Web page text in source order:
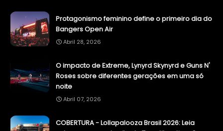
Protagonismo feminino define o primeiro dia do
Bangers Open Air
Abril 28, 2026
O impacto de Extreme, Lynyrd Skynyrd e Guns N'
Roses sobre diferentes gerações em uma só
noite
Abril 07, 2026
COBERTURA - Lollapalooza Brasil 2026: Leia